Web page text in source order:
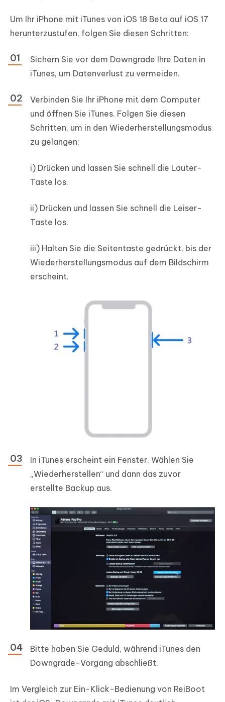
Um Ihr iPhone mit iTunes von iOS 18 Beta auf iOS 17
herunterzustufen, folgen Sie diesen Schritten:
Sichern Sie vor dem Downgrade Ihre Daten in
iTunes, um Datenverlust zu vermeiden.
Verbinden Sie Ihr iPhone mit dem Computer
und öffnen Sie iTunes. Folgen Sie diesen
Schritten, um in den Wiederherstellungsmodus
zu gelangen:
i) Drücken und lassen Sie schnell die Lauter-
Taste los.
ii) Drücken und lassen Sie schnell die Leiser-
Taste los.
iii) Halten Sie die Seitentaste gedrückt, bis der
Wiederherstellungsmodus auf dem Bildschirm
erscheint.
In iTunes erscheint ein Fenster. Wählen Sie
„Wiederherstellen“ und dann das zuvor
erstellte Backup aus.
Bitte haben Sie Geduld, während iTunes den
Downgrade-Vorgang abschließt.
Im Vergleich zur Ein-Klick-Bedienung von ReiBoot